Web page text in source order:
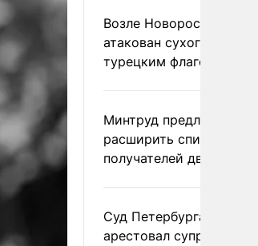
Возле Новороссийска
атакован сухогруз под
турецким флагом
Минтруд предложил
расширить список
получателей двух
Суд Петербурга заочно
арестовал супругу